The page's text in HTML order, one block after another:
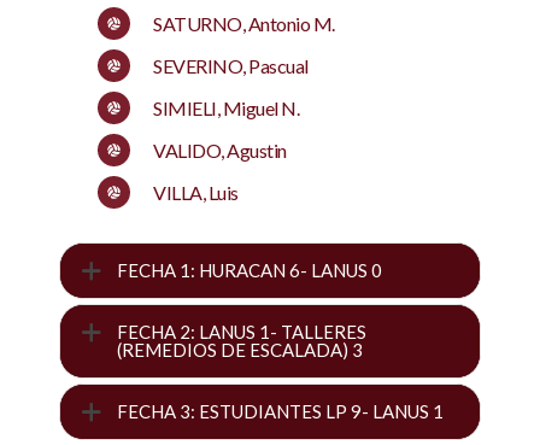
SATURNO, Antonio M.
SEVERINO, Pascual
SIMIELI, Miguel N.
VALIDO, Agustin
VILLA, Luis
FECHA 1: HURACAN 6- LANUS 0
FECHA 2: LANUS 1- TALLERES
(REMEDIOS DE ESCALADA) 3
FECHA 3: ESTUDIANTES LP 9- LANUS 1